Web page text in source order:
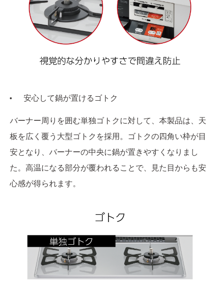
安心して鍋が置けるゴトク
バーナー周りを囲む単独ゴトクに対して、本製品は、天
板を広く覆う大型ゴトクを採用。ゴトクの四角い枠が目
安となり、バーナーの中央に鍋が置きやすくなりまし
た。高温になる部分が覆われることで、見た目からも安
心感が得られます。